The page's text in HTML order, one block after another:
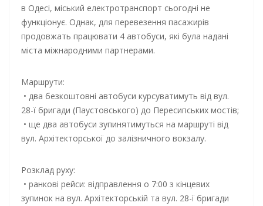
в Одесі, міський електротранспорт сьогодні не
функціонує. Однак, для перевезення пасажирів
продовжать працювати 4 автобуси, які була надані
міста міжнародними партнерами.
Маршрути:
• два безкоштовні автобуси курсуватимуть від вул.
28-ї бригади (Паустовського) до Пересипських мостів;
• ще два автобуси зупинятимуться на маршруті від
вул. Архітекторської до залізничного вокзалу.
Розклад руху:
• ранкові рейси: відправлення о 7:00 з кінцевих
зупинок на вул. Архітекторській та вул. 28-ї бригади